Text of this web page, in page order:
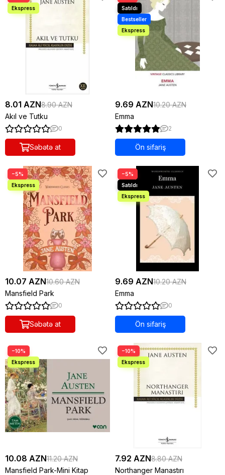
8.01 AZN8.90 AZN
Akıl ve Tutku
0
Səbətə at
9.69 AZN10.20 AZN
Emma
2
Ön sifariş
−5%
10.07 AZN10.60 AZN
Mansfield Park
0
Səbətə at
−5%
9.69 AZN10.20 AZN
Emma
0
Ön sifariş
−10%
10.08 AZN11.20 AZN
Mansfield Park-Mini Kitap
−10%
7.92 AZN8.80 AZN
Northanger Manastırı